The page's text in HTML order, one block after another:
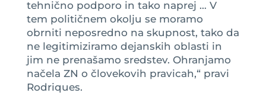
tehnično podporo in tako naprej … V
tem političnem okolju se moramo
obrniti neposredno na skupnost, tako da
ne legitimiziramo dejanskih oblasti in
jim ne prenašamo sredstev. Ohranjamo
načela ZN o človekovih pravicah,“ pravi
Rodriques.